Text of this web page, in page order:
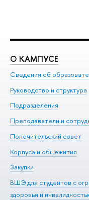
О КАМПУСЕ
Сведения об
Руководство и структура
Подразделения
Преподаватели и
Попечительский совет
Корпуса и общежития
Закупки
ВШЭ для студентов с
здоровья и